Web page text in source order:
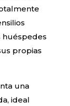
huéspedes
propias
una
ideal